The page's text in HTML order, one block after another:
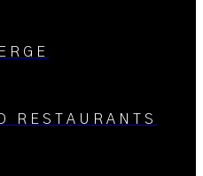
RESTAURANTS